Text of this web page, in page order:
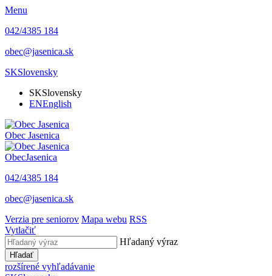
Menu
042/4385 184
obec@jasenica.sk
SKSlovensky
SKSlovensky
ENEnglish
Obec Jasenica
ObecJasenica
042/4385 184
obec@jasenica.sk
Verzia pre seniorov Mapa webu RSS
Vytlačiť
Hľadaný výraz
Hľadať
rozšírené vyhľadávanie